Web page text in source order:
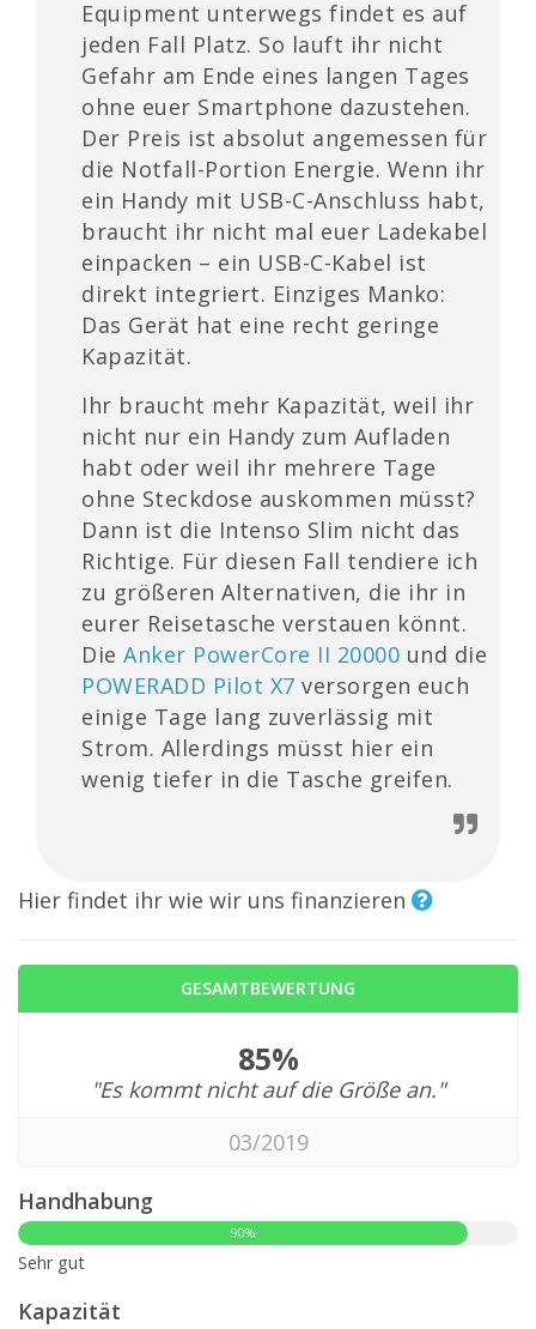
Equipment unterwegs findet es auf
jeden Fall Platz. So lauft ihr nicht
Gefahr am Ende eines langen Tages
ohne euer Smartphone dazustehen.
Der Preis ist absolut angemessen für
die Notfall-Portion Energie. Wenn ihr
ein Handy mit USB-C-Anschluss habt,
braucht ihr nicht mal euer Ladekabel
einpacken – ein USB-C-Kabel ist
direkt integriert. Einziges Manko:
Das Gerät hat eine recht geringe
Kapazität.
Ihr braucht mehr Kapazität, weil ihr
nicht nur ein Handy zum Aufladen
habt oder weil ihr mehrere Tage
ohne Steckdose auskommen müsst?
Dann ist die Intenso Slim nicht das
Richtige. Für diesen Fall tendiere ich
zu größeren Alternativen, die ihr in
eurer Reisetasche verstauen könnt.
Die Anker PowerCore II 20000 und die
POWERADD Pilot X7 versorgen euch
einige Tage lang zuverlässig mit
Strom. Allerdings müsst hier ein
wenig tiefer in die Tasche greifen.
Hier findet ihr wie wir uns finanzieren
GESAMTBEWERTUNG
85%
"Es kommt nicht auf die Größe an."
03/2019
Handhabung
90%
Sehr gut
Kapazität